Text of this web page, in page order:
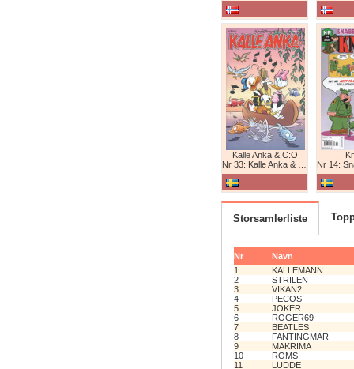
Kalle Anka & C:O
Nr 33: Kalle Anka & C:O
Nr 14:
Storsamlerliste
Nr
Navn
1
KALLEMANN
2
STRILEN
3
VIKAN2
4
PECOS
5
JOKER
6
ROGER69
7
BEATLES
8
FANTINGMAR
9
MAKRIMA
10
ROMS
11
LUDDE